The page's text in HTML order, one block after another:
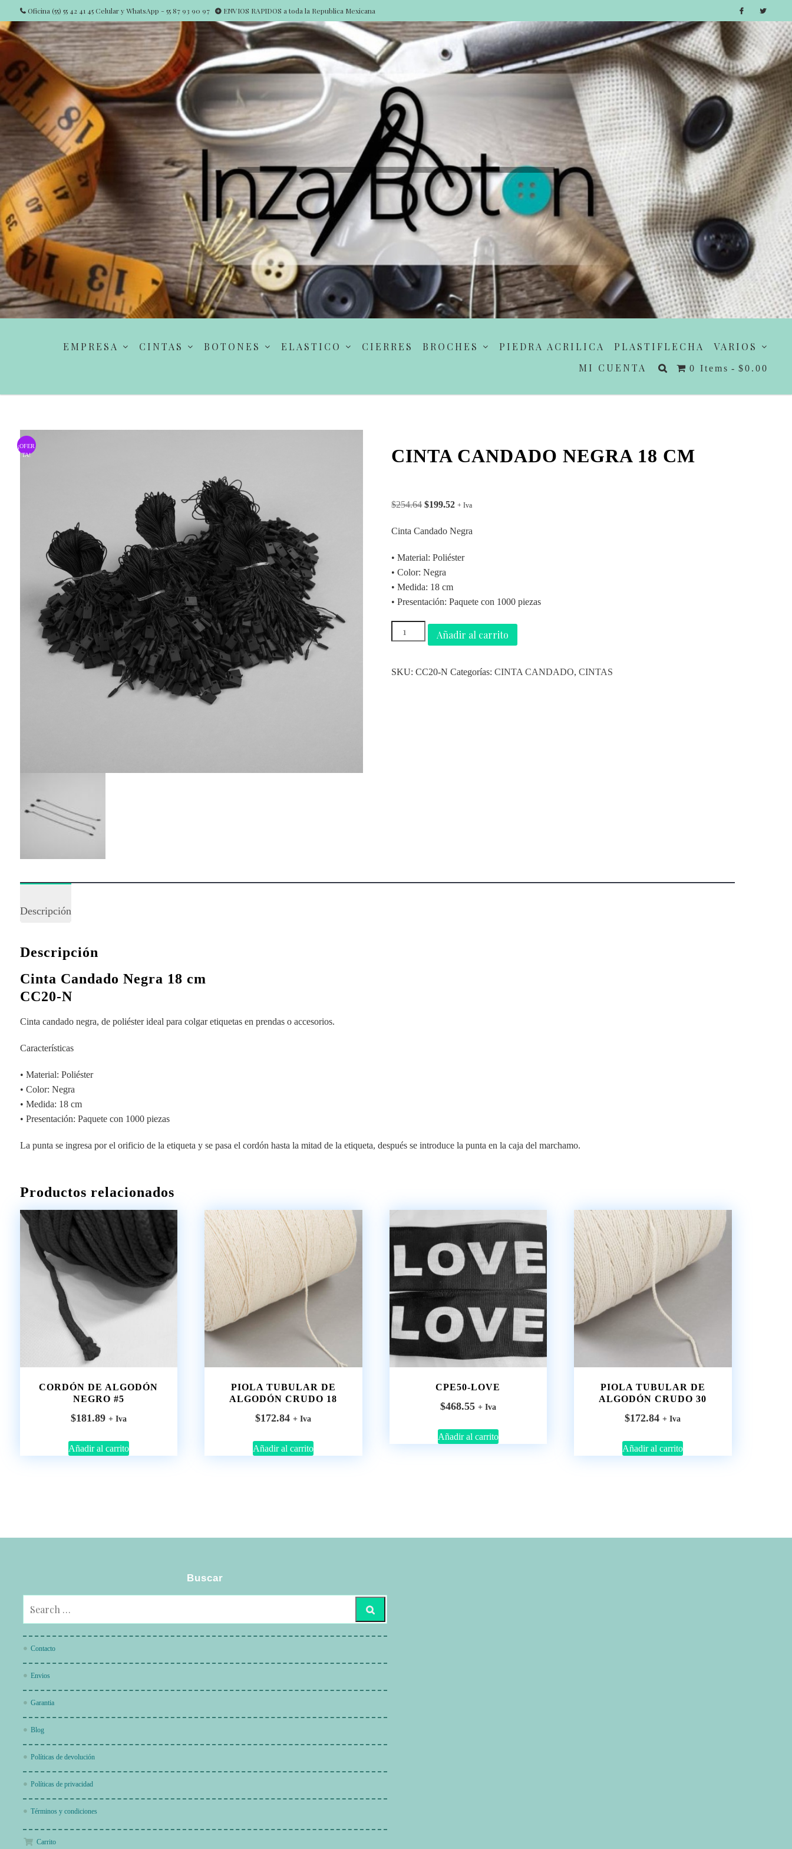
Oficina (55) 55 42 41 45 Celular y WhatsApp - 55 87 93 90 97 ENVIOS RAPIDOS a toda la Republica Mexicana
EMPRESA CINTAS BOTONES ELASTICO CIERRES BROCHES PIEDRA ACRILICA PLASTIFLECHA
VARIOS
MI CUENTA
0 Items $0.00
¡OFER
TA!
CINTA CANDADO NEGRA 18 CM
$254.64 $199.52 + Iva
Cinta Candado Negra
• Material: Poliéster
• Color: Negra
• Medida: 18 cm
• Presentación: Paquete con 1000 piezas
Añadir al carrito
SKU:CC20-N Categorías:CINTA CANDADO,CINTAS
Descripción
Descripción
Cinta Candado Negra 18 cm
CC20-N
Cinta candado negra, de poliéster ideal para colgar etiquetas en prendas o accesorios.
Características
• Material: Poliéster
• Color: Negra
• Medida: 18 cm
• Presentación: Paquete con 1000 piezas
La punta se ingresa por el orificio de la etiqueta y se pasa el cordón hasta la mitad de la etiqueta, después se introduce la punta en la caja del marchamo.
Productos relacionados
CORDÓN DE ALGODÓN
NEGRO #5
$181.89 + Iva
Añadir al carrito
PIOLA TUBULAR DE
ALGODÓN CRUDO 18
$172.84 + Iva
Añadir al carrito
CPE50-LOVE
$468.55 + Iva
Añadir al carrito
PIOLA TUBULAR DE
ALGODÓN CRUDO 30
$172.84 + Iva
Añadir al carrito
Buscar
Contacto
Envios
Garantia
Blog
Políticas de devolución
Políticas de privacidad
Términos y condiciones
Carrito